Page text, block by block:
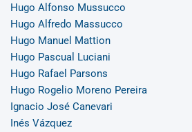
Hugo Alfonso Mussucco
Hugo Alfredo Massucco
Hugo Manuel Mattion
Hugo Pascual Luciani
Hugo Rafael Parsons
Hugo Rogelio Moreno Pereira
Ignacio José Canevari
Inés Vázquez